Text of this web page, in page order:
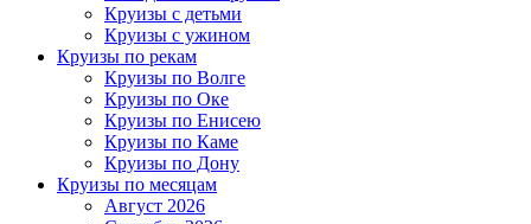
Круизы с детьми
Круизы с ужином
Круизы по рекам
Круизы по Волге
Круизы по Оке
Круизы по Енисею
Круизы по Каме
Круизы по Дону
Круизы по месяцам
Август 2026